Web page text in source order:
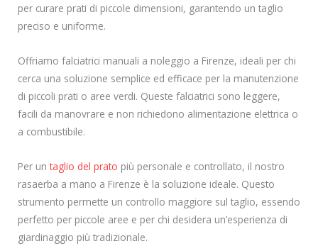
per curare prati di piccole dimensioni, garantendo un taglio
preciso e uniforme.
Offriamo falciatrici manuali a noleggio a Firenze, ideali per chi
cerca una soluzione semplice ed efficace per la manutenzione
di piccoli prati o aree verdi. Queste falciatrici sono leggere,
facili da manovrare e non richiedono alimentazione elettrica o
a combustibile.
Per untaglio del prato più personale e controllato, il nostro
rasaerba a mano a Firenze è la soluzione ideale. Questo
strumento permette un controllo maggiore sul taglio, essendo
perfetto per piccole aree e per chi desidera un’esperienza di
giardinaggio più tradizionale.